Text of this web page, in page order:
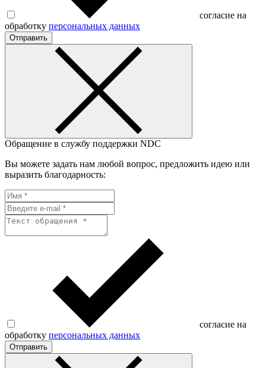
согласие на
обработку персональных данных
Отправить
Обращение в службу поддержки NDC
Вы можете задать нам любой вопрос, предложить идею или
выразить благодарность:
согласие на
обработку персональных данных
Отправить